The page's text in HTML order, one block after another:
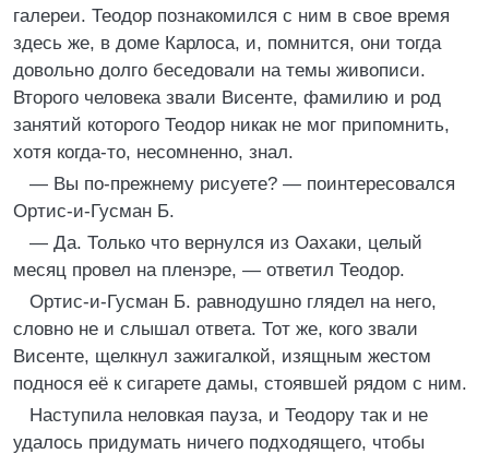
галереи. Теодор познакомился с ним в свое время
здесь же, в доме Карлоса, и, помнится, они тогда
довольно долго беседовали на темы живописи.
Второго человека звали Висенте, фамилию и род
занятий которого Теодор никак не мог припомнить,
хотя когда-то, несомненно, знал.
— Вы по-прежнему рисуете? — поинтересовался
Ортис-и-Гусман Б.
— Да. Только что вернулся из Оахаки, целый
месяц провел на пленэре, — ответил Теодор.
Ортис-и-Гусман Б. равнодушно глядел на него,
словно не и слышал ответа. Тот же, кого звали
Висенте, щелкнул зажигалкой, изящным жестом
поднося её к сигарете дамы, стоявшей рядом с ним.
Наступила неловкая пауза, и Теодору так и не
удалось придумать ничего подходящего, чтобы